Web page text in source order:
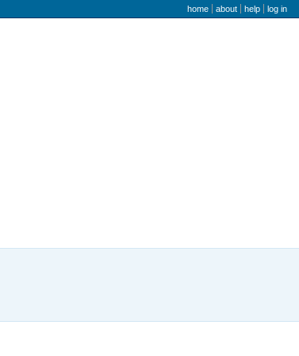
user menu
home about help log in